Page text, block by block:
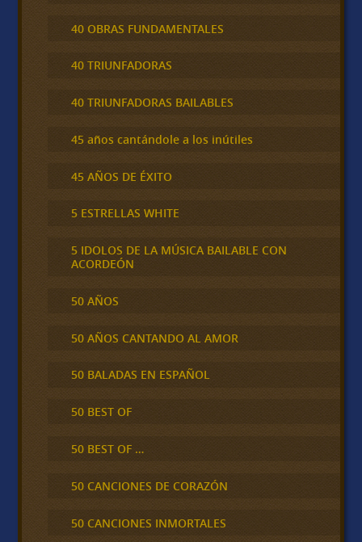
40 OBRAS FUNDAMENTALES
40 TRIUNFADORAS
40 TRIUNFADORAS BAILABLES
45 años cantándole a los inútiles
45 AÑOS DE ÉXITO
5 ESTRELLAS WHITE
5 IDOLOS DE LA MÚSICA BAILABLE CON
ACORDEÓN
50 AÑOS
50 AÑOS CANTANDO AL AMOR
50 BALADAS EN ESPAÑOL
50 BEST OF
50 BEST OF …
50 CANCIONES DE CORAZÓN
50 CANCIONES INMORTALES